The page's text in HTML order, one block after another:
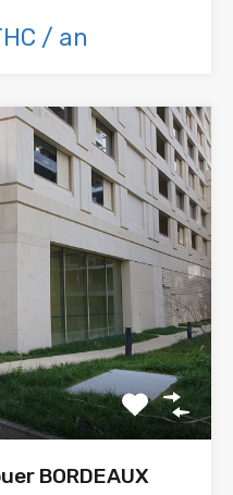
/ an
BORDEAUX